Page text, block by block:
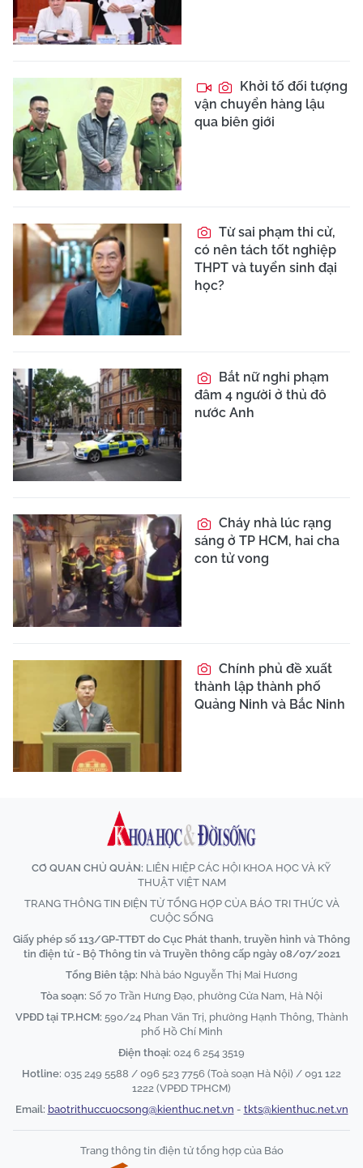
Khởi tố đối tượng
vận chuyển hàng lậu
qua biên giới
Từ sai phạm thi cử,
có nên tách tốt nghiệp
THPT và tuyển sinh đại
học?
Bắt nữ nghi phạm
đâm 4 người ở thủ đô
nước Anh
Cháy nhà lúc rạng
sáng ở TP HCM, hai cha
con tử vong
Chính phủ đề xuất
thành lập thành phố
Quảng Ninh và Bắc Ninh
CƠ QUAN CHỦ QUẢN: LIÊN HIỆP CÁC HỘI KHOA HỌC VÀ KỸ
THUẬT VIỆT NAM
TRANG THÔNG TIN ĐIỆN TỬ TỔNG HỢP CỦA BÁO TRI THỨC VÀ
CUỘC SỐNG
Giấy phép số 113/GP-TTĐT do Cục Phát thanh, truyền hình và Thông
tin điện tử - Bộ Thông tin và Truyền thông cấp ngày 08/07/2021
Tổng Biên tập: Nhà báo Nguyễn Thị Mai Hương
Tòa soạn: Số 70 Trần Hưng Đạo, phường Cửa Nam, Hà Nội
VPĐD tại TP.HCM: 590/24 Phan Văn Trị, phường Hạnh Thông, Thành
phố Hồ Chí Minh
Điện thoại: 024 6 254 3519
Hotline: 035 249 5588 / 096 523 7756 (Toà soạn Hà Nội) / 091 122
1222 (VPĐD TPHCM)
Email: baotrithuccuocsong@kienthuc.net.vn - tkts@kienthuc.net.vn
Trang thông tin điện tử tổng hợp của Báo